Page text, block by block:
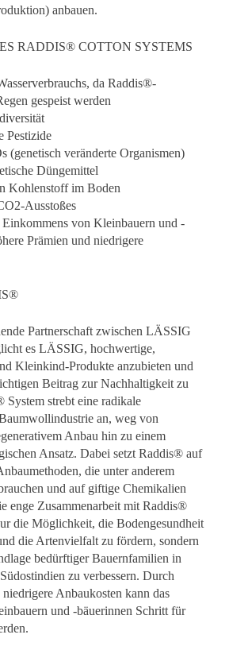
anbauen.
RADDIS® COTTON SYSTEMS
da Raddis®-
gespeist werden
Pestizide
(genetisch veränderte Organismen)
Düngemittel
Kohlenstoff im Boden
Ausstoßes
von Kleinbauern und -
Prämien und niedrigere
Partnerschaft zwischen LÄSSIG
es LÄSSIG, hochwertige,
Kleinkind-Produkte anzubieten und
Beitrag zur Nachhaltigkeit zu
System strebt eine radikale
an, weg von
Anbau hin zu einem
Ansatz. Dabei setzt Raddis® auf
die unter anderem
und auf giftige Chemikalien
enge Zusammenarbeit mit Raddis®
die Möglichkeit, die Bodengesundheit
die Artenvielfalt zu fördern, sondern
bedürftiger Bauernfamilien in
zu verbessern. Durch
Anbaukosten kann das
und -bäuerinnen Schritt für